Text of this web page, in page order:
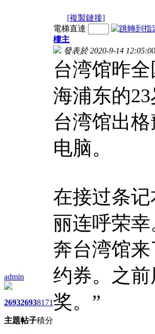
[複製鏈接]
admin
2693
主題
2693
帖子
8171
積分
電梯直達
樓主
發表於 2020-9-14 12:05:00
台湾馆昨
海浦东的
台湾馆出
电脑。
在接过条
丽连呼荣
奔台湾馆
约券。之
奖。”